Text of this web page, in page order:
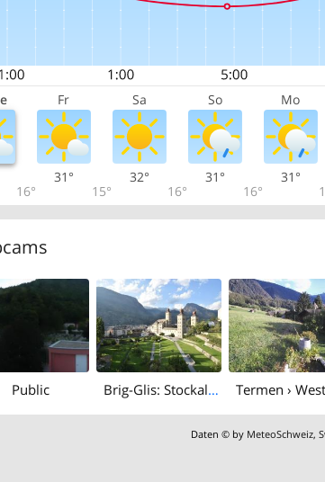
Fr Sa So Mo
16°
31°
15°
32°
16°
31°
16°
31°
Public Brig-Glis: Stockalperschloss - Brig Tourismus
Daten © by MeteoSchweiz,